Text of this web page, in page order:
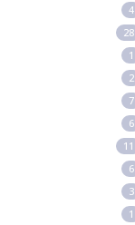
4
28
1
2
7
6
11
6
3
1